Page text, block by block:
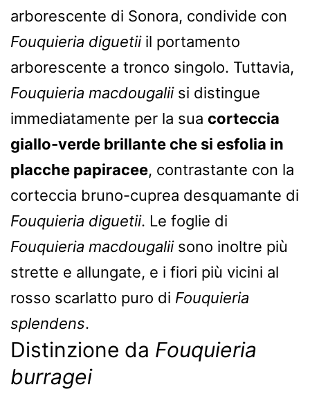
arborescente di Sonora, condivide con
Fouquieria diguetiiil portamento
arborescente a tronco singolo. Tuttavia,
Fouquieria macdougaliisi distingue
immediatamente per la sua corteccia
giallo-verde brillante che si esfolia in
placche papiracee, contrastante con la
corteccia bruno-cuprea desquamante di
Fouquieria diguetii. Le foglie di
Fouquieria macdougaliisono inoltre più
strette e allungate, e i fiori più vicini al
rosso scarlatto puro di Fouquieria
splendens.
Distinzione da Fouquieria
burragei